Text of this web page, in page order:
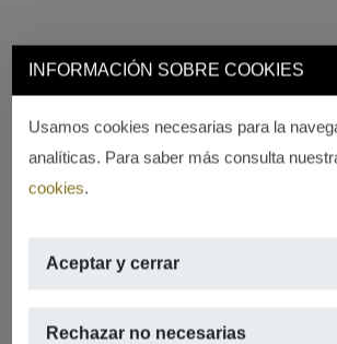
INFORMACIÓN SOBRE COOKIES
Usamos cookies necesarias para la
analíticas. Para saber más consulta
cookies.
Aceptar y cerrar
Rechazar no necesarias